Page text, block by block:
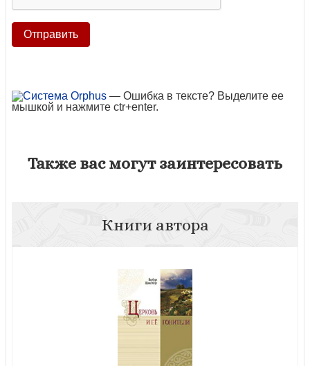
— Ошибка в тексте? Выделите ее
мышкой и нажмите ctr+enter.
Также вас могут заинтересовать
Книги автора